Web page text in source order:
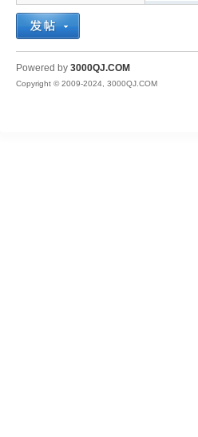
QJ
Powered by 3000QJ.COM
Copyright © 2009-2024, 3000QJ.COM